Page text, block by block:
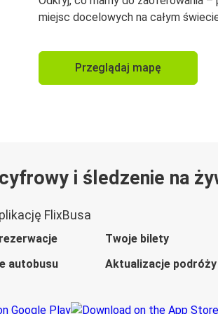
miejsc docelowych na całym
Przeglądaj mapę
i śledzenie na
FlixBusa
Twoje bilety
autobusu
Aktualizacje podróży